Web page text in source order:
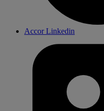
Accor Linkedin